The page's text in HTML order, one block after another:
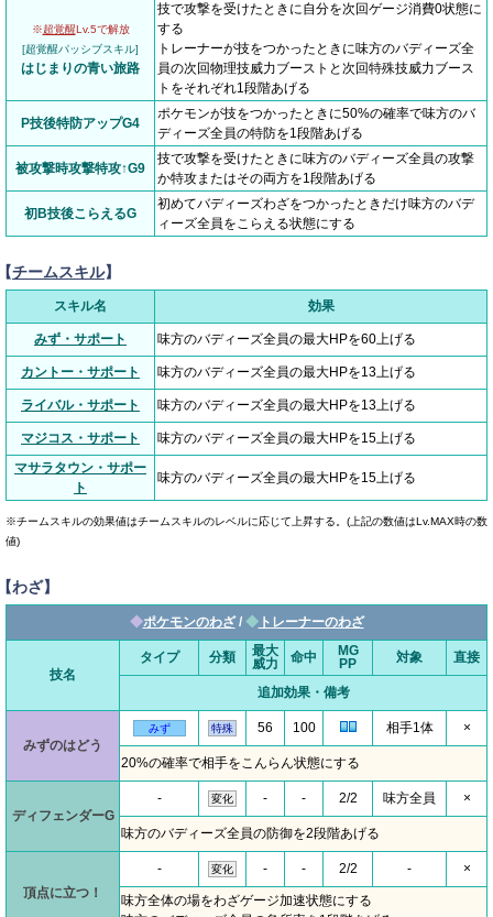
※超覚醒Lv.5で解放
[超覚醒パッシブスキル]
はじまりの青い旅路
技で攻撃を受けたときに自分を次回ゲージ消費0状態に
する
トレーナーが技をつかったときに味方のバディーズ全
員の次回物理技威力ブーストと次回特殊技威力ブース
トをそれぞれ1段階あげる
P技後特防アップG4
ポケモンが技をつかったときに50%の確率で味方のバ
ディーズ全員の特防を1段階あげる
被攻撃時攻撃特攻↑G9
技で攻撃を受けたときに味方のバディーズ全員の攻撃
か特攻またはその両方を1段階あげる
初B技後こらえるG
初めてバディーズわざをつかったときだけ味方のバデ
ィーズ全員をこらえる状態にする
チームスキル】
スキル名 効果
みず・サポート 味方のバディーズ全員の最大HPを60上げる
カントー・サポート 味方のバディーズ全員の最大HPを13上げる
ライバル・サポート 味方のバディーズ全員の最大HPを13上げる
マジコス・サポート
味方のバディーズ全員の最大HPを15上げる
マサラタウン・サポー
ト
味方のバディーズ全員の最大HPを15上げる
※チームスキルの効果値はチームスキルのレベルに応じて上昇する。(上記の数値はLv.MAX時の数
値)
わざ】
◆ポケモンのわざ/ ◆トレーナーのわざ
技名
タイプ 分類
最大
威力
命中
MG
PP
対象 直接
追加効果・備考
みずのはどう
みず 特殊 56 100 相手1体 ×
20%の確率で相手をこんらん状態にする
ディフェンダーG
- 変化 - - 2/2 味方全員 ×
味方のバディーズ全員の防御を2段階あげる
頂点に立つ！
- 変化 - - 2/2 - ×
味方全体の場をわざゲージ加速状態にする